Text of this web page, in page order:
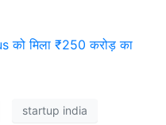
को मिला ₹250 करोड़ का
startup india